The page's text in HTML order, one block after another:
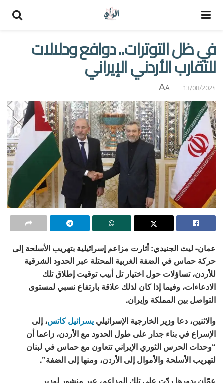
في ظل التوترات.. دوافع ودلالات
للتقارب الأردني الإيراني
13/08/2024
A
A
عمان- ليث الجنيدي: أثارت مزاعم إسرائيلية بتهريب الأسلحة إلى
حركة حماس في الضفة الغربية المحتلة عبر الحدود الشرقية
للأردن، تساؤلات حول اختيار تل أبيب توقيت إطلاق تلك
الادعاءات، وفيما إذا كان لذلك علاقة بارتفاع نسبي لمستوى
التواصل بين المملكة وإيران.
والاثنين، دعا وزير الخارجية الإسرائيلي يسرائيل كاتس، إلى
الإسراع في بناء جدار على طول الحدود مع الأردن، زاعما أن
“وحدات الحرس الثوري الإيراني تتعاون مع حماس في لبنان
لتهريب الأسلحة والأموال إلى الأردن، ومنها إلى الضفة”.
عمّان بدورها ردّت على تلك المزاعم، عبر منشور لوزير